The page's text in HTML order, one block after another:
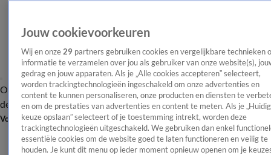
OverzichtAfleveringen Entertainment TV Algemeen
Tip
de redactieNieuwsbrief
Volg Shownieuws
Jouw cookievoorkeuren
Wij en onze 29 partners gebruiken cookies en vergelijkbare technieken
informatie te verzamelen over jou als gebruiker van onze website(s),
gedrag en jouw apparaten. Als je „Alle cookies accepteren” selecteert,
worden trackingtechnologieën ingeschakeld om onze advertenties en
content te kunnen personaliseren, onze producten en diensten te
en om de prestaties van advertenties en content te meten. Als je
keuze opslaan” selecteert of je toestemming intrekt, worden deze
trackingtechnologieën uitgeschakeld. We gebruiken dan enkel
essentiële cookies om de website goed te laten functioneren en veilig te
houden. Je kunt dit menu op ieder moment opnieuw openen om je